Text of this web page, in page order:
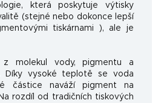
která poskytuje výtisky
(stejné nebo dokonce lepší
tiskárnami ), ale je
z molekul vody, pigmentu a
Díky vysoké teplotě se voda
částice naváží pigment na
rozdíl od tradičních tiskových